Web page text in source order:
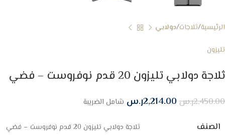
الرئيسية ثلاجات دولابي
تليزون
ثلاجة دولابي تليزون 20 قدم نوفروست – فضي
2,450.00ر.س2,214.00ر.س شامل الضريبة
الصنف ثلاجة دولابي تليزون 20 قدم نوفروست – فضي